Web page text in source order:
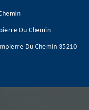
Du Chemin
Du Chemin 35210